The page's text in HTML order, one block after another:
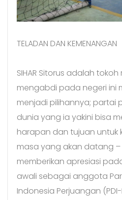
TELADAN DAN KEMENANGAN
SIHAR Sitorus adalah
mengabdi pada negeri ini
menjadi pilihannya; partai
dunia yang ia yakini bisa
harapan dan tujuan untuk
masa yang akan datang –
memberikan apresiasi
awali sebagai anggota
Indonesia Perjuangan (PDI-